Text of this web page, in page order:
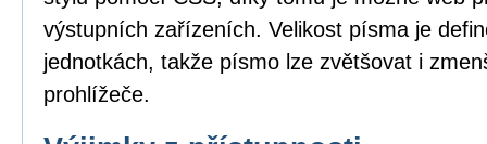
výstupních zařízeních. Velikost písma je
jednotkách, takže písmo lze zvětšovat i
prohlížeče.